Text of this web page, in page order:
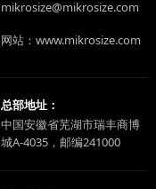
mikrosize@mikrosize.com
网站： www.mikrosize.com
总部地址：
中国安徽省芜湖市瑞丰商博
城A-4035，邮编241000